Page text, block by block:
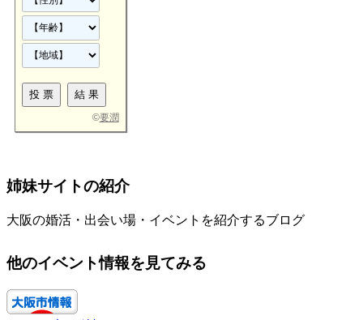
©要潤
姉妹サイトの紹介
大阪の婚活・出会い場・イベントを紹介するブログ
他のイベント情報を見てみる